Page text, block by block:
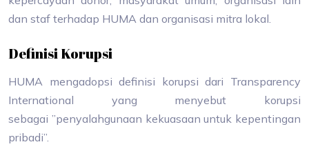
dan staf terhadap HUMA dan organisasi mitra lokal.
Definisi Korupsi
HUMA mengadopsi definisi korupsi dari Transparency
International yang menyebut korupsi
sebagai ”penyalahgunaan kekuasaan untuk kepentingan
pribadi”.